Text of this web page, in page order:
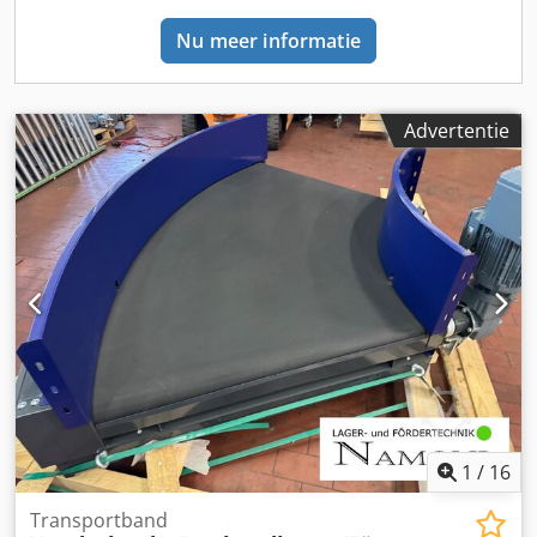
bestemming. Maatwerkoplossingen voor uw interne
logistiek Voor rollenbanen, bandtransporteurs, schuine
transporteurs of telescopische transportbanden voor
partner! Wij maken graag een individuele offerte of
adviseren u bij ontwerp- en montagevraagstukken. Deel
uw behoefte en lokale omstandigheden met ons. Maak
gebruik van onze jarenlange ervaring en ons uitstekende
netwerk van specialisten. Voor bedrijven uit diverse
sectoren, zoals logistiek, farmaceutische industrie,
ambacht of elektronica, hebben wij reeds succesvolle
projecten gerealiseerd. Samen vinden wij oplossingen om
uw proces en materiaalstroom kosteneffectief en
duurzaam te optimaliseren. Zelfs volledig automatische
sorteertechnologie of aanvullende componenten, zoals
orderpickstellingen of bakken, kunnen wij aanbieden.
Nu meer informatie
Advertentie
1 / 16
Transportband